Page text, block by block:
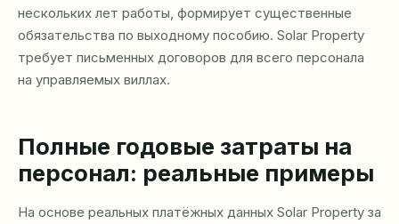
нескольких лет работы, формирует существенные
обязательства по выходному пособию. Solar Property
требует письменных договоров для всего персонала
на управляемых виллах.
Полные годовые затраты на
персонал: реальные примеры
На основе реальных платёжных данных Solar Property за